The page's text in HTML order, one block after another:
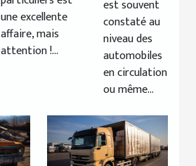
une excellente
affaire, mais
attention !...
est souvent
constaté au
niveau des
automobiles
en circulation
ou même...